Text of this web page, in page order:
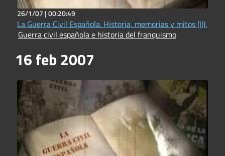
26/1/07 |00:20:49
La Guerra Civil Española. Historia, memorias y mitos (II).
Guerra civil española e historia del franquismo
16 feb 2007